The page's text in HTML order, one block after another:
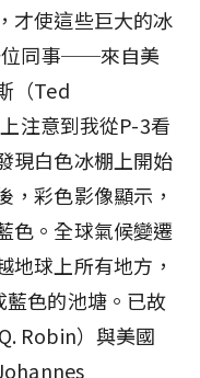
才使這些巨大的冰
位同事──來自美
（Ted
注意到我從P-3看
現白色冰棚上開始
，彩色影像顯示，
色。全球氣候變遷
地球上所有地方，
色的池塘。已故
Robin）與美國